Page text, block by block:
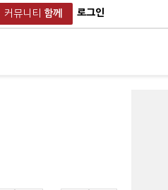
커뮤니티 함께 로그인